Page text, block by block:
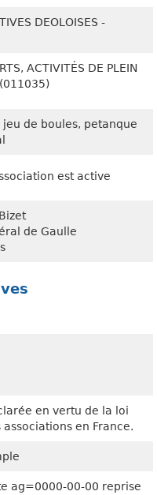
DEOLOISES -
ACTIVITÉS DE PLEIN
de boules, petanque
est active
de Gaulle
en vertu de la loi
en France.
ag=0000-00-00 reprise